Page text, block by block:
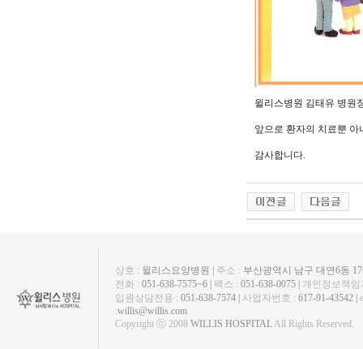
윌리스병원 김태유 병원
앞으로 환자의 치료뿐
감사합니다.
상호 : 윌리스요양병원 | 주소 : 부산광역시 남구 대연6동
전화 : 051-638-7575~6 | 팩스 : 051-638-0075 | 개인정보책임
입원상담전용 : 051-638-7574 | 사업자번호 : 617-91-43542 |
:willis@willis.com
Copyright ⓒ 2008 WILLIS HOSPITALAll Rights Reserved.